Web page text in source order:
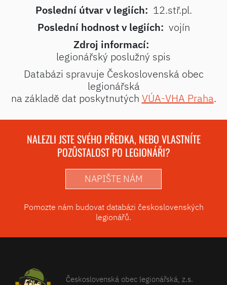
Poslední útvar v legiích: 12.stř.pl.
Poslední hodnost v legiích: vojín
Zdroj informací:
legionářský poslužný spis
Databázi spravuje Československá obec
legionářská
na základě dat poskytnutých VÚA-VHA Praha.
NALEZLI JSTE SVÉHO PŘEDKA, NEBO VLASTNÍTE
POZŮSTALOST PO LEGIONÁŘI?
NAPIŠTE NÁM
Pomozte nám budovat databázi československých
legionářů.
Československá obec legionářská, z.s.